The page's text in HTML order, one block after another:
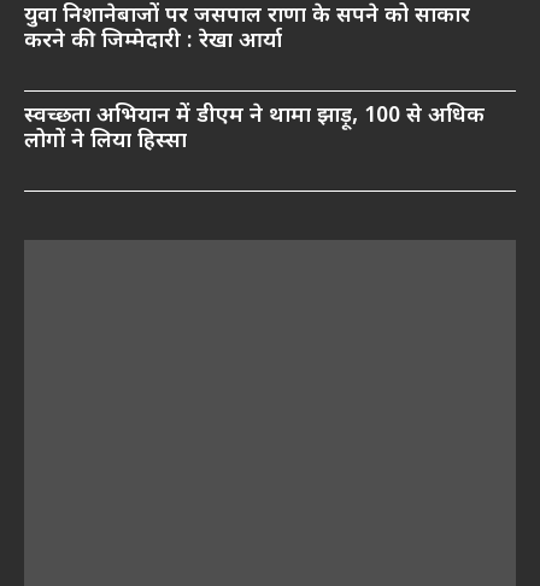
युवा निशानेबाजों पर जसपाल राणा के सपने को साकार
करने की जिम्मेदारी : रेखा आर्या
स्वच्छता अभियान में डीएम ने थामा झाड़ू, 100 से अधिक
लोगों ने लिया हिस्सा